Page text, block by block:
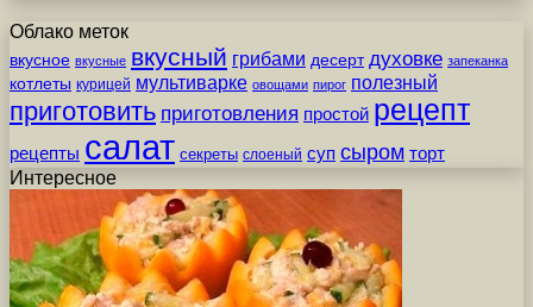
Облако меток
вкусное вкусные вкусный грибами десерт духовке запеканка
котлеты курицей мультиварке овощами пирог полезный
приготовить приготовления простой рецепт
рецепты салат секреты слоеный суп сыром торт
Интересное